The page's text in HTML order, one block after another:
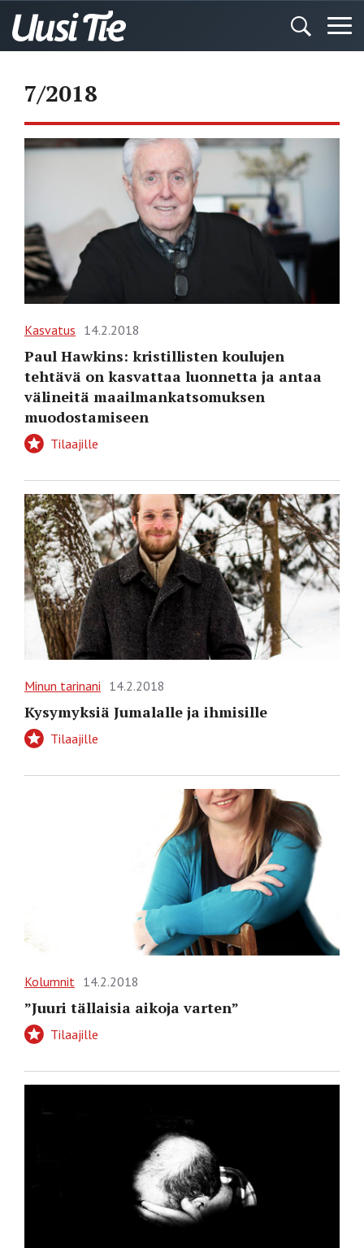
7/2018
Kasvatus 14.2.2018
Paul Hawkins: kristillisten koulujen
tehtävä on kasvattaa luonnetta ja antaa
välineitä maailmankatsomuksen
muodostamiseen
Tilaajille
Minun tarinani 14.2.2018
Kysymyksiä Jumalalle ja ihmisille
Tilaajille
Kolumnit 14.2.2018
”Juuri tällaisia aikoja varten”
Tilaajille